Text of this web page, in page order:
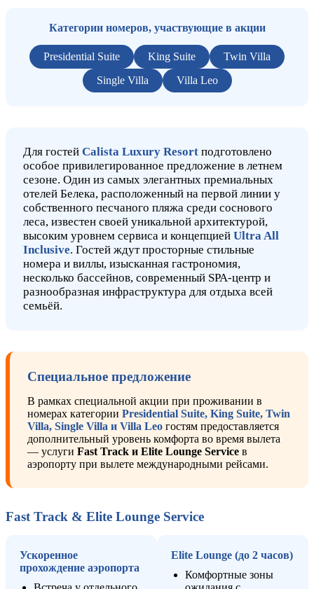
Категории номеров, участвующие в акции
Presidential Suite King Suite
Twin Villa
Single Villa
Villa Leo
Для гостей Calista Luxury Resort подготовлено
особое привилегированное предложение в летнем
сезоне. Один из самых элегантных премиальных
отелей Белека, расположенный на первой линии у
собственного песчаного пляжа среди соснового
леса, известен своей уникальной архитектурой,
высоким уровнем сервиса и концепцией Ultra All
Inclusive. Гостей ждут просторные стильные
номера и виллы, изысканная гастрономия,
несколько бассейнов, современный SPA-центр и
разнообразная инфраструктура для отдыха всей
семьёй.
Специальное предложение
В рамках специальной акции при проживании в
номерах категории Presidential Suite, King Suite, Twin
Villa, Single Villa и Villa Leo гостям предоставляется
дополнительный уровень комфорта во время вылета
— услуги Fast Track и Elite Lounge Service в
аэропорту при вылете международными рейсами.
Fast Track & Elite Lounge Service
Ускоренное
прохождение аэропорта
Elite Lounge (до 2 часов)
Комфортные зоны